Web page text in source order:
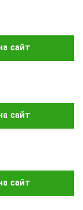
сайт
сайт
сайт